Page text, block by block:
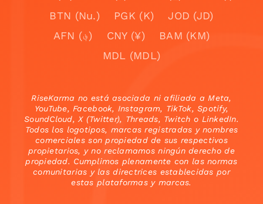
BTN (Nu.)
PGK (K)
JOD (JD)
AFN (؋)
CNY (¥)
BAM (KM)
MDL (MDL)
RiseKarma no está asociada ni afiliada a Meta,
YouTube, Facebook, Instagram, TikTok, Spotify,
SoundCloud, X (Twitter), Threads, Twitch o LinkedIn.
Todos los logotipos, marcas registradas y nombres
comerciales son propiedad de sus respectivos
propietarios, y no reclamamos ningún derecho de
propiedad. Cumplimos plenamente con las normas
comunitarias y las directrices establecidas por
estas plataformas y marcas.